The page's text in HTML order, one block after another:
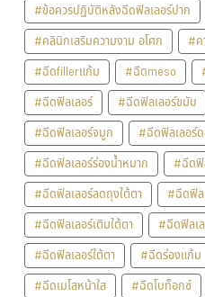
#ข้อควรปฏิบัติหลังฉีดฟิลเลอร์ปาก
#คลินิกเสริมความงาม อโศก
#ค
#ฉีดfillerแก้ม
#ฉีดmeso
#ฉีดฟิลเลอร์
#ฉีดฟิลเลอร์ขมับ
#ฉีดฟิลเลอร์จมูก
#ฉีดฟิลเลอร์
#ฉีดฟิลเลอร์ร่องน้ำหมาก
#ฉีดฟิ
#ฉีดฟิลเลอร์ลดถุงใต้ตา
#ฉีดฟิล
#ฉีดฟิลเลอร์เติมใต้ตา
#ฉีดฟิลเ
#ฉีดฟิลเลอร์ใต้ตา
#ฉีดร่องแก้ม
#ฉีดเมโสหน้าใส
#ฉีดโบท็อกซ์